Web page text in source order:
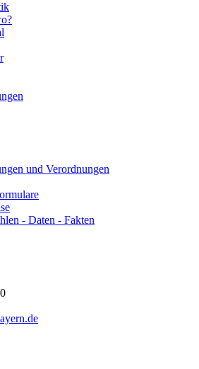
und Verordnungen
- Daten - Fakten